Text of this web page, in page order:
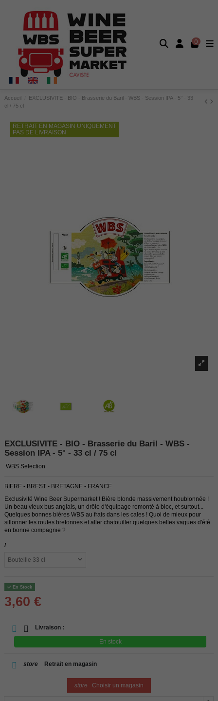
0
Accueil
EXCLUSIVITE - BIO - Brasserie du Baril - WBS - Session IPA - 5° - 33
cl / 75 cl
RETRAIT EN MAGASIN UNIQUEMENT
PAS DE LIVRAISON
EXCLUSIVITE - BIO - Brasserie du Baril - WBS -
Session IPA - 5° - 33 cl / 75 cl
WBS Selection
BIERE - BREST - BRETAGNE - FRANCE
Exclusivité Wine Beer Supermarket ! Bière blonde massivement houblonnée !
Un beau vieux bus anglais, un drôle d'équipage remonté à bloc, et surtout...
Quelques bonnes bières WBS au frais dans les cales ! Quoi de mieux pour
sillonner les routes bretonnes et aller chatouiller quelques belles vagues d'été
en bonne compagnie ?
/
En Stock
3,60 €
Livraison :
En stock
store Retrait en magasin
store Choisir un magasin